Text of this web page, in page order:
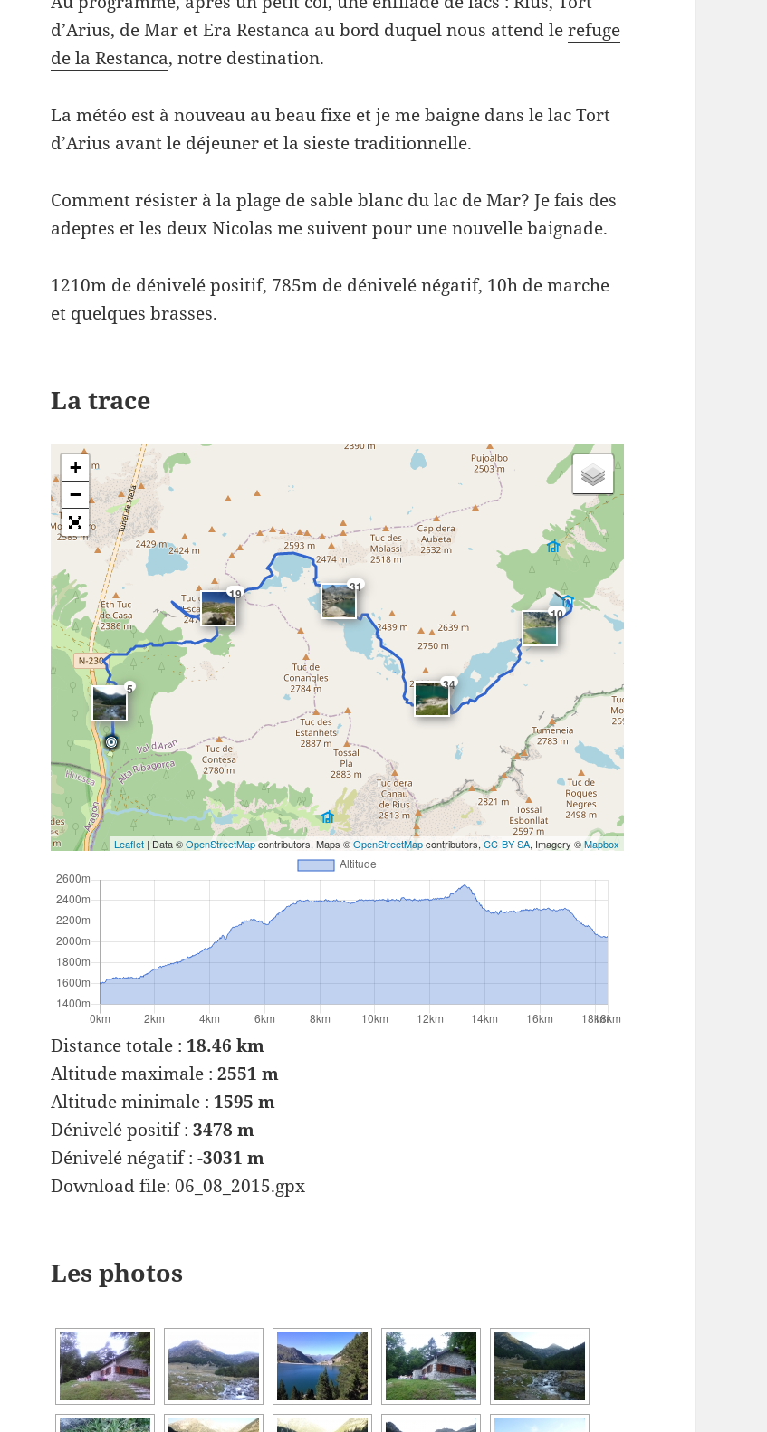
d’Arius, de Mar et Era Restanca au bord duquel nous attend lerefuge
de la Restanca, notre destination.
La météo est à nouveau au beau fixe et je me baigne dans le lac Tort
d’Arius avant le déjeuner et la sieste traditionnelle.
Comment résister à la plage de sable blanc du lac de Mar? Je fais des
adeptes et les deux Nicolas me suivent pour une nouvelle baignade.
1210m de dénivelé positif, 785m de dénivelé négatif, 10h de marche
et quelques brasses.
La trace
10
34
31
19
5
+
−
Leaflet| Data ©OpenStreetMapcontributors, Maps ©OpenStreetMapcontributors, CC-BY-SA, Imagery ©Mapbox
Distance totale : 18.46 km
Altitude maximale : 2551 m
Altitude minimale : 1595 m
Dénivelé positif : 3478 m
Dénivelé négatif : -3031 m
Download file:06_08_2015.gpx
Les photos